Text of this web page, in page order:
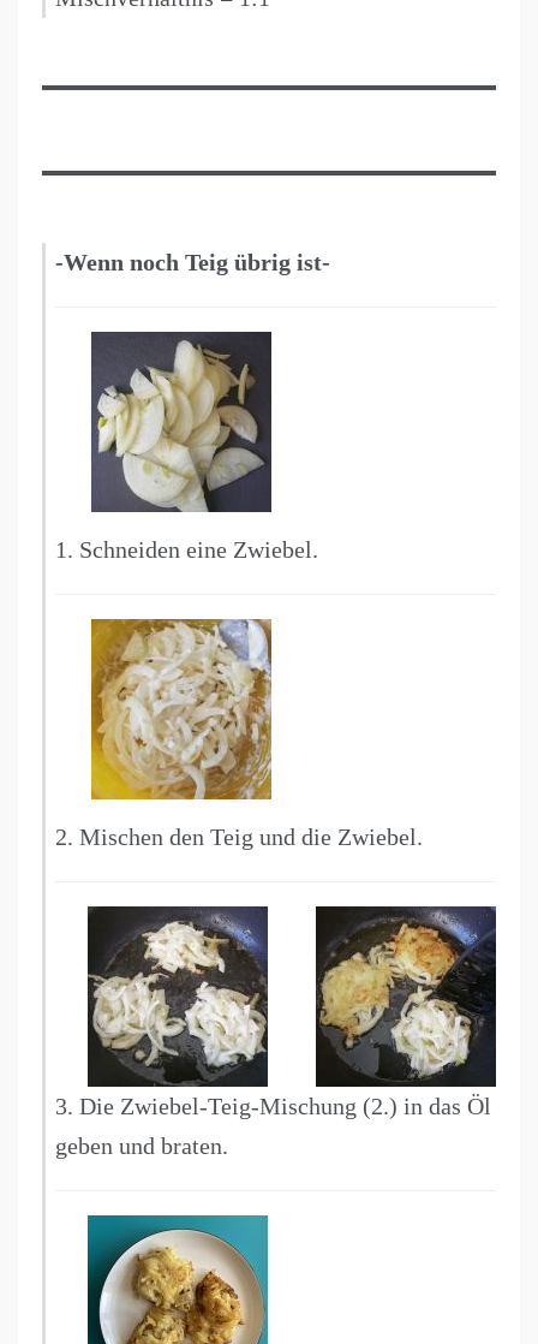
-Wenn noch Teig übrig ist-
1. Schneiden eine Zwiebel.
2. Mischen den Teig und die Zwiebel.
3. Die Zwiebel-Teig-Mischung (2.) in das Öl
geben und braten.